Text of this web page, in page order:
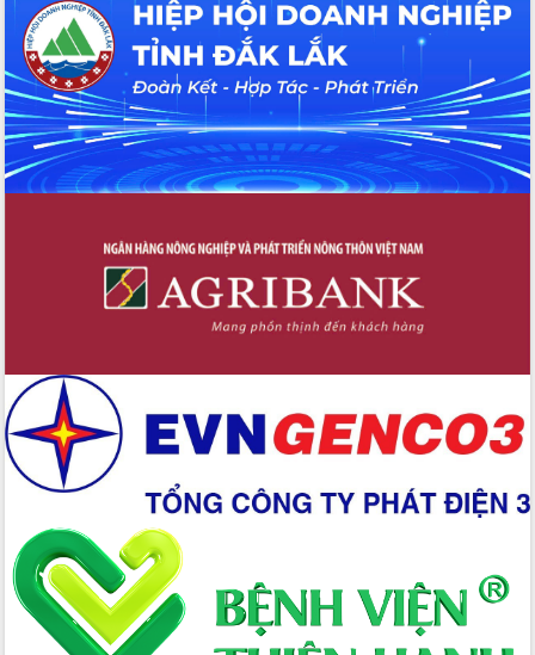
Tháo gỡ những vướng mắc, đẩy mạnh
công tác cải cách thủ tục hành chính
tại Trung tâm Phục vụ hành chính
công tỉnh
Đắk Lắk: Tôn vinh 46 giải pháp tại Hội
thi Sáng tạo Kỹ thuật 2024 - 2025
Đắk Lắk rà soát, điều chỉnh Đề án 190
Trương Công Thái kiểm tra thực địa
Dự án cao tốc Khánh Hòa - Buôn Ma
Định vị cà phê Việt Nam như một “di
Xây dựng nông thôn mới: Nâng cao đời
sống người dân từ những mô hình thiết
thực
Quyết liệt tháo gỡ vướng mắc, đẩy
nhanh tiến độ các dự án trọng điểm
trong Khu kinh tế Nam Phú Yên
Hòn Yến phát triển du lịch gắn với bảo
tồn biển
Lấy ý kiến điều chỉnh Quy hoạch tỉnh
Đắk Lắk thời kỳ 2021-2030, tầm nhìn
đến năm 2050